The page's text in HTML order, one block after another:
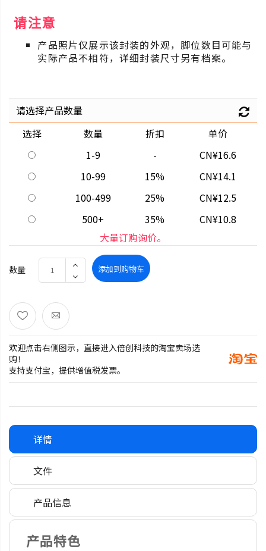
请注意
产品照片仅展示该封装的外观，脚位数目可能与
实际产品不相符，详细封装尺寸另有档案。
请选择产品数量
选择
数量 折扣
单价
1-9
-
CN¥16.6
10-99
15%
CN¥14.1
100-499
25%
CN¥12.5
500+
35%
CN¥10.8
大量订购询价。
数量 添加到购物车
欢迎点击右侧图示，直接进入倍创科技的淘宝卖场选
购！
支持支付宝，提供增值税发票。
详情
文件
产品信息
产品特色